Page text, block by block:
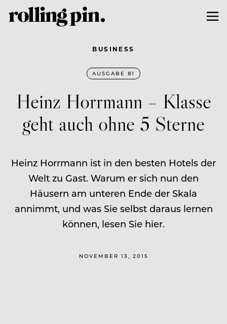
BUSINESS
AUSGABE 81
Heinz Horrmann – Klasse
geht auch ohne 5 Sterne
Heinz Horrmann ist in den besten Hotels der
Welt zu Gast. Warum er sich nun den
Häusern am unteren Ende der Skala
annimmt, und was Sie selbst daraus lernen
können, lesen Sie hier.
NOVEMBER 13, 2015